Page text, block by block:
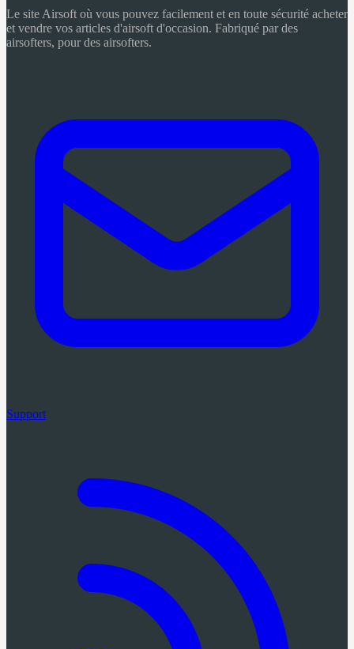
Le site Airsoft où vous pouvez facilement et en toute sécurité acheter
et vendre vos articles d'airsoft d'occasion. Fabriqué par des
airsofters, pour des airsofters.
Support